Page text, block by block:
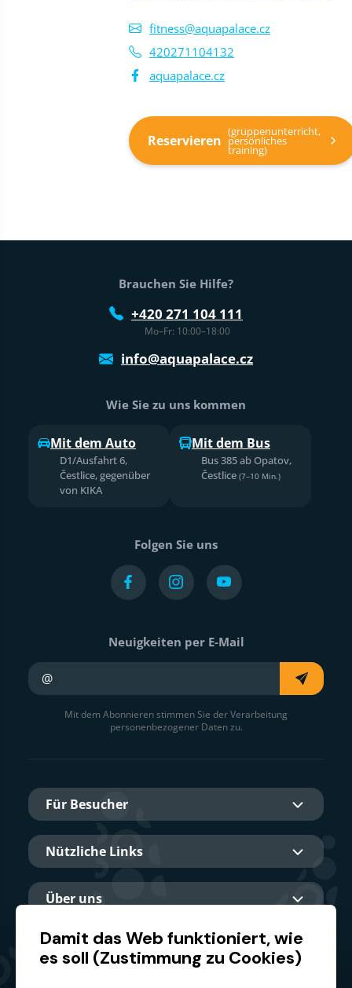
fitness@aquapalace.cz
420271104132
aquapalace.cz
Reservieren
(gruppenunterricht,
persönliches
training)
Fußtext der Website
Brauchen Sie Hilfe?
+420 271 104 111
Mo–Fr: 10:00–18:00
info@aquapalace.cz
Wie Sie zu uns kommen
Mit dem Auto
D1/Ausfahrt 6,
Čestlice, gegenüber
von KIKA
Mit dem Bus
Bus 385 ab Opatov,
Čestlice (7–10 Min.)
Folgen Sie uns
Neuigkeiten per E-Mail
Mit dem Abonnieren stimmen Sie der Verarbeitung
personenbezogener Daten zu.
Für Besucher
Nützliche Links
Über uns
Hauptpartner
Damit das Web funktioniert, wie
es soll (Zustimmung zu Cookies)